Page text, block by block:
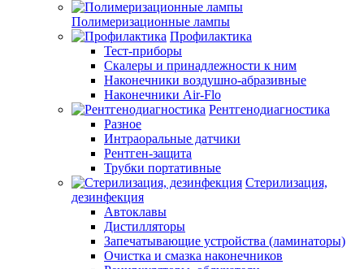
Полимеризационные лампы
Профилактика
Тест-приборы
Скалеры и принадлежности к ним
Наконечники воздушно-абразивные
Наконечники Air-Flo
Рентгенодиагностика
Разное
Интраоральные датчики
Рентген-защита
Трубки портативные
Стерилизация,
дезинфекция
Автоклавы
Дистилляторы
Запечатывающие устройства (ламинаторы)
Очистка и смазка наконечников